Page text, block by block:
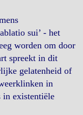
sui’ - het
worden om door
spreekt in dit
gelatenheid of
in
in existentiële